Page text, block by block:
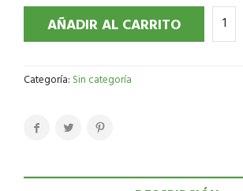
AÑADIR AL CARRITO
Categoría: Sin categoría